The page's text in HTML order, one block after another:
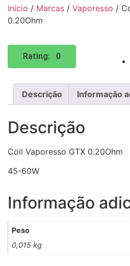
Início / Marcas / Vaporesso /
0.20Ohm
Rating: 0
Descrição Informação
Descrição
Coil Vaporesso GTX 0.20Ohm
45-60W
Informação
Peso
0,015 kg